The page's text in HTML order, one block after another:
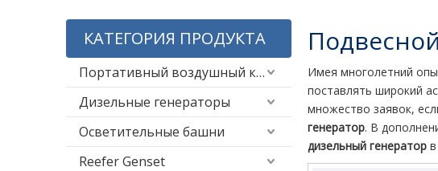
КАТЕГОРИЯ ПРОДУКТА
Портативный воздушный компрессор
Дизельные генераторы
Осветительные башни
Reefer Genset
Имея многолетний
поставлять широкий
множество заявок,
генератор. В
дизельный генератор